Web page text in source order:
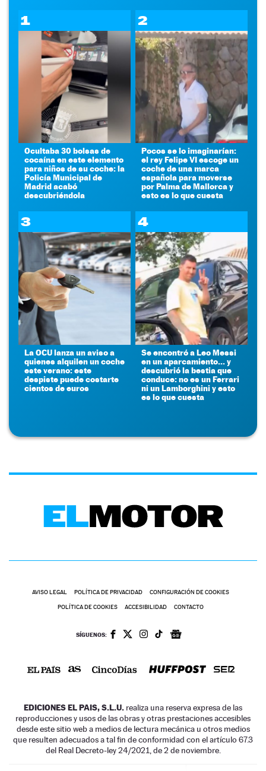
1
Ocultaba 30 bolsas de
cocaína en este elemento
para niños de su coche: la
Policía Municipal de
Madrid acabó
descubriéndola
2
Pocos se lo imaginarían:
el rey Felipe VI escoge un
coche de una marca
española para moverse
por Palma de Mallorca y
esto es lo que cuesta
3
La OCU lanza un aviso a
quienes alquilen un coche
este verano: este
despiste puede costarte
cientos de euros
4
Se encontró a Leo Messi
en un aparcamiento... y
descubrió la bestia que
conduce: no es un Ferrari
ni un Lamborghini y esto
es lo que cuesta
AVISO LEGAL POLÍTICA DE PRIVACIDAD CONFIGURACIÓN DE COOKIES
POLÍTICA DE COOKIES ACCESIBILIDAD CONTACTO
SÍGUENOS:
EDICIONES EL PAIS, S.L.U. realiza una reserva expresa de las
reproducciones y usos de las obras y otras prestaciones accesibles
desde este sitio web a medios de lectura mecánica u otros medios
que resulten adecuados a tal fin de conformidad con el artículo 67.3
del Real Decreto-ley 24/2021, de 2 de noviembre.